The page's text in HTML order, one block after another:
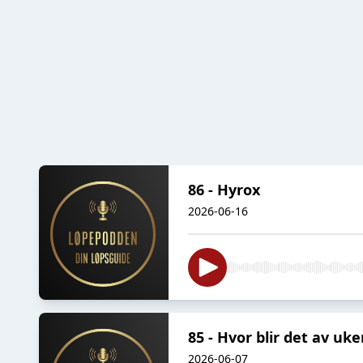
86 - Hyrox
2026-06-16
85 - Hvor blir det av
2026-06-07